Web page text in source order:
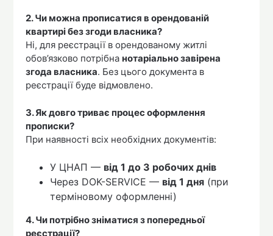
2. Чи можна прописатися в орендованій
квартирі без згоди власника?
Ні, для реєстрації в орендованому житлі
обов’язково потрібна нотаріально завірена
згода власника. Без цього документа в
реєстрації буде відмовлено.
3. Як довго триває процес оформлення
прописки?
При наявності всіх необхідних документів:
У ЦНАП — від 1 до 3 робочих днів
Через DOK-SERVICE — від 1 дня (при
терміновому оформленні)
4. Чи потрібно зніматися з попередньої
реєстрації?